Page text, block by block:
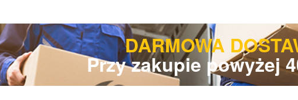
DARMOWA
Przy zakupie powyżej